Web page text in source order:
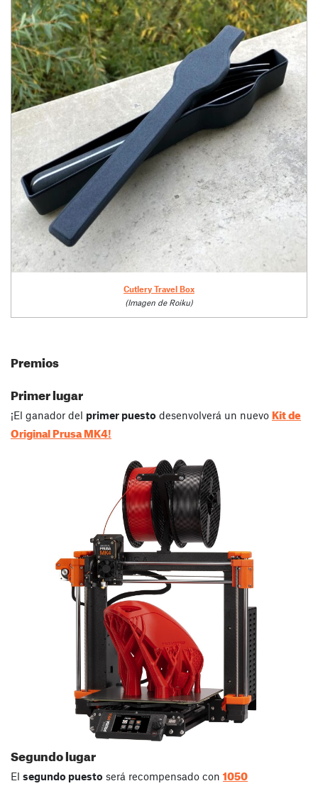
Cutlery Travel Box
(Imagen de Roiku)
Premios
Primer lugar
¡El ganador del primer puesto desenvolverá un nuevo Kit de
Original Prusa MK4!
Segundo lugar
El segundo puesto será recompensado con 1050